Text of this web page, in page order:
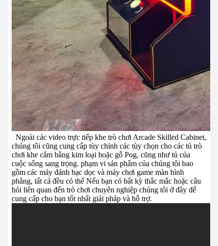
Ngoài các video trực tiếp khe trò chơi Arcade Skilled Cabinet,
chúng tôi cũng cung cấp tùy chỉnh các tùy chọn cho các tủ trò
chơi khe cắm bằng kim loại hoặc gỗ Pog, cũng như tủ của
cuộc sống sang trọng. phạm vi sản phẩm của chúng tôi bao
gồm các máy đánh bạc dọc và máy chơi game màn hình
phẳng, tất cả đều có thể Nếu bạn có bất kỳ thắc mắc hoặc câu
hỏi liên quan đến trò chơi chuyên nghiệp chúng tôi ở đây để
cung cấp cho bạn tốt nhất giải pháp và hỗ trợ.